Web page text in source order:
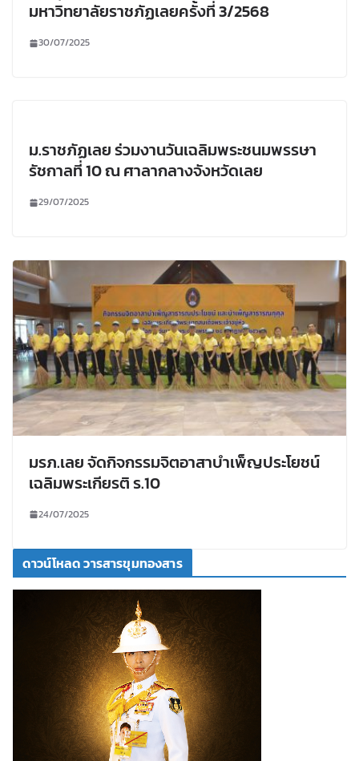
มหาวิทยาลัยราชภัฏเลยครั้งที่ 3/2568
30/07/2025
ม.ราชภัฏเลย ร่วมงานวันเฉลิมพระชนมพรรษา
รัชกาลที่ 10 ณ ศาลากลางจังหวัดเลย
29/07/2025
มรภ.เลย จัดกิจกรรมจิตอาสาบำเพ็ญประโยชน์
เฉลิมพระเกียรติ ร.10
24/07/2025
ดาวน์โหลด วารสารขุมทองสาร